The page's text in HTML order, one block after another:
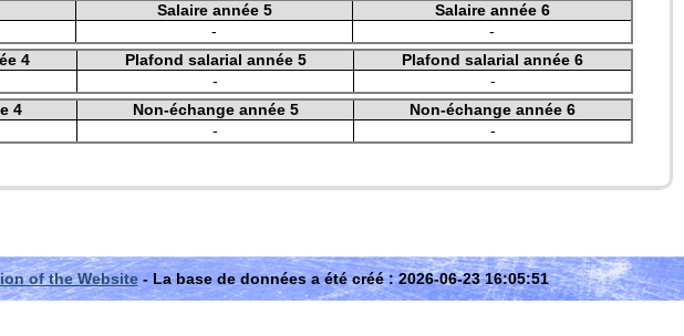
Salaire année 5
Salaire année 6
-
-
4 Plafond salarial année 5
Plafond salarial année 6
-
-
4 Non-échange année 5
Non-échange année 6
- -
of the Website- La base de données a été créé : 2026-06-23 16:05:51